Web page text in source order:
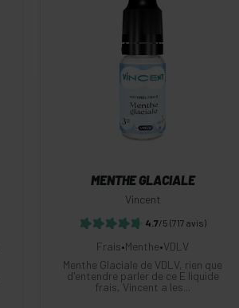
Commander
MENTHE GLACIALE
Vincent
4.7/5 (717 avis)
Frais•Menthe•VDLV
Menthe Glaciale de VDLV, rien que
d'entendre parler de ce E liquide
frais, Vincent a les...